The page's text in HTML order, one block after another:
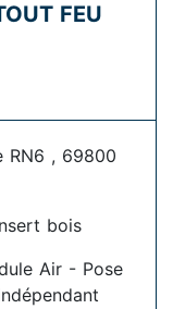
FEU
RN6 , 69800
bois
Air - Pose